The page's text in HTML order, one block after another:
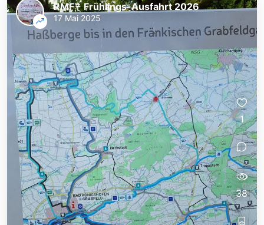
RMF - Frühlings-Ausfahrt 2026
17 Mai 2025
1
38